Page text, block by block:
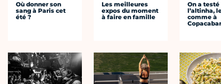
Où donner son
sang à Paris cet
été ?
Les meilleures
expos du moment
à faire en famille
On a testé
l’altinha,
comme à